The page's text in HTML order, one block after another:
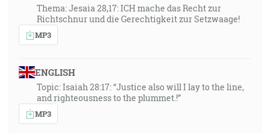
Thema: Jesaia 28,17: ICH mache das Recht zur
Richtschnur und die Gerechtigkeit zur Setzwaage!
MP3
ENGLISH
Topic: Isaiah 28:17: “Justice also will I lay to the line,
and righteousness to the plummet.!”
MP3